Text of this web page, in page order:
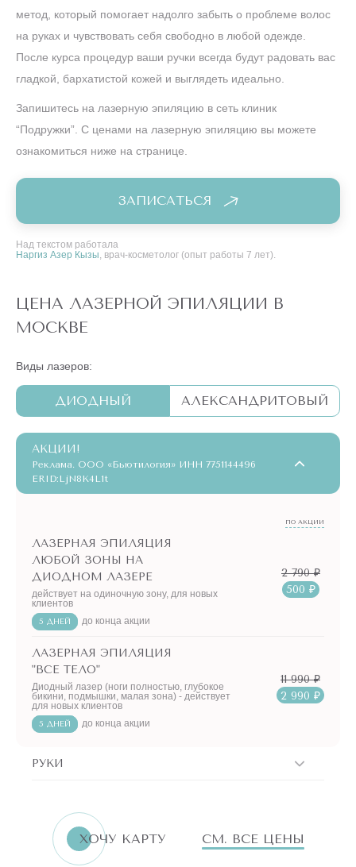
метод, который помогает надолго забыть о проблеме волос
на руках и чувствовать себя свободно в любой одежде.
После курса процедур ваши ручки всегда будут радовать вас
гладкой, бархатистой кожей и выглядеть идеально.
Запишитесь на лазерную эпиляцию в сеть клиник
“Подружки”. С ценами на лазерную эпиляцию вы можете
ознакомиться ниже на странице.
ЗАПИСАТЬСЯ
Над текстом работала
Наргиз Азер Кызы, врач-косметолог (опыт работы 7 лет).
ЦЕНА ЛАЗЕРНОЙ ЭПИЛЯЦИИ В
МОСКВЕ
Виды лазеров:
ДИОДНЫЙ АЛЕКСАНДРИТОВЫЙ
АКЦИИ!
Реклама. ООО «Бьютилогия» ИНН 7751144496
ERID:LjN8K4L1t
ПО АКЦИИ
ЛАЗЕРНАЯ ЭПИЛЯЦИЯ
ЛЮБОЙ ЗОНЫ НА
ДИОДНОМ ЛАЗЕРЕ
действует на одиночную зону, для новых
клиентов
5 ДНЕЙ до конца акции
2 790 ₽
500 ₽
ЛАЗЕРНАЯ ЭПИЛЯЦИЯ
"ВСЕ ТЕЛО"
Диодный лазер (ноги полностью, глубокое
бикини, подмышки, малая зона) - действует
для новых клиентов
5 ДНЕЙ до конца акции
11 990 ₽
2 990 ₽
РУКИ
«Бьютилогия»
ERID:LjN8K4L1t
ХОЧУ КАРТУ СМ. ВСЕ ЦЕНЫ